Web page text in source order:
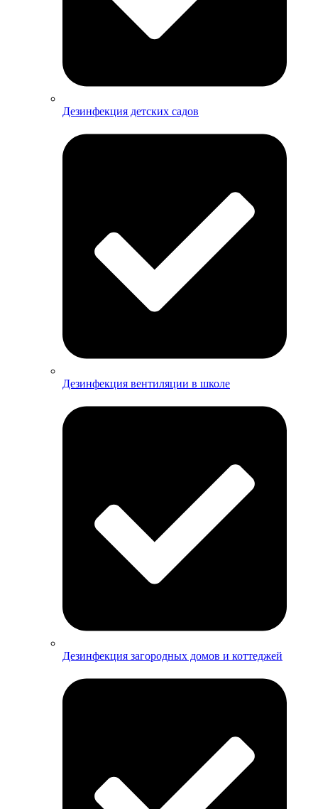
Дезинфекция детских садов
Дезинфекция вентиляции в школе
Дезинфекция загородных домов и коттеджей